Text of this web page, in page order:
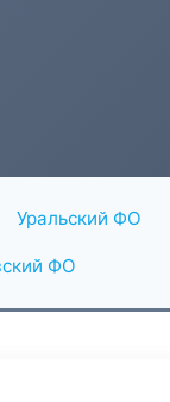
Уральский ФО
ФО